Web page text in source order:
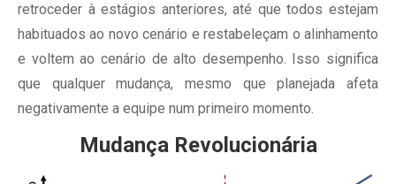
retroceder à estágios anteriores, até que todos estejam
habituados ao novo cenário e restabeleçam o alinhamento
e voltem ao cenário de alto desempenho. Isso significa
que qualquer mudança, mesmo que planejada afeta
negativamente a equipe num primeiro momento.
Mudança Revolucionária